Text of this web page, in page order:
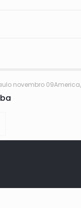
novembro